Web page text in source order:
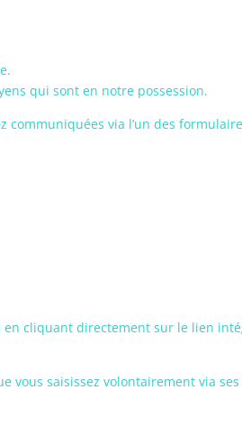
qui sont en notre possession.
via l’un des
cliquant directement sur le lien
vous saisissez volontairement via